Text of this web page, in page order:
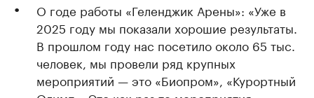
О годе работы «Геленджик Арены»: «Уже в
2025 году мы показали хорошие результаты.
В прошлом году нас посетило около 65 тыс.
человек, мы провели ряд крупных
мероприятий — это «Биопром», «Курортный